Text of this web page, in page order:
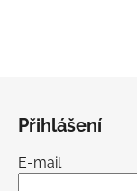
Přihlášení
E-mail